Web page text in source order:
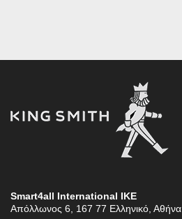
Smart4all International ΙΚΕ
Απόλλωνος 6, 167 77 Ελληνικό, Αθήνα